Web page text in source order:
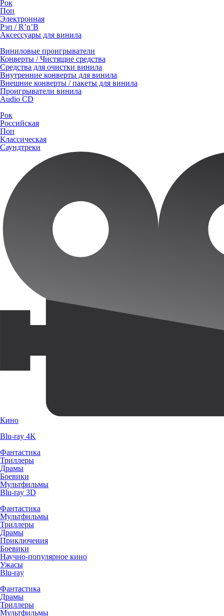
Рок
Поп
Электронная
Рэп / R’n’B
Аксессуары для винила
Виниловые проигрыватели
Конверты / Чистящие средства
Средства для очистки винила
Внутренние конверты для винила
Внешние конверты / пакеты для винила
Проигрыватели винила
Audio CD
Рок
Российская
Поп
Классическая
Саундтреки
Кино
Blu-ray 4K
Фантастика
Триллеры
Драмы
Боевики
Мультфильмы
Blu-ray 3D
Фантастика
Мультфильмы
Триллеры
Драмы
Приключения
Боевики
Научно-популярное кино
Ужасы
Blu-ray
Фантастика
Драмы
Триллеры
Мультфильмы